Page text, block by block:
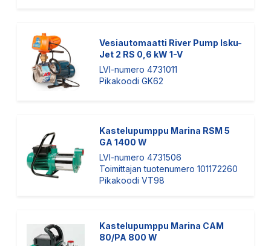
Vesiautomaatti River Pump Isku-
Jet 2 RS 0,6 kW 1-V
LVI-numero 4731011
Pikakoodi GK62
Kastelupumppu Marina RSM 5
GA 1400 W
LVI-numero 4731506
Toimittajan tuotenumero 101172260
Pikakoodi VT98
Kastelupumppu Marina CAM
80/PA 800 W